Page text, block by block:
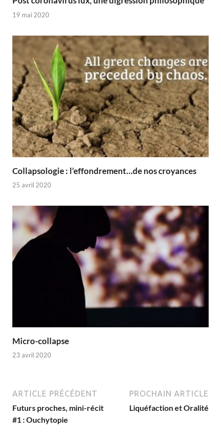
19 mai 2020
Collapsologie : l’effondrement…de nos croyances
25 avril 2020
Micro-collapse
23 avril 2020
ARTICLE PRÉCÉDENT
Futurs proches, mini-récit
#1 : Ouchytopie
PROCHAIN ARTICLE
Liquéfaction et Oralité